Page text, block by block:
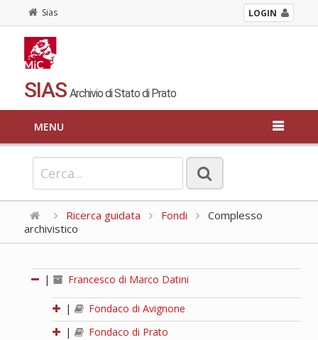
Sias LOGIN
SIAS Archivio di Stato di Prato
MENU
Ricerca guidata Fondi
Complesso
archivistico
| Francesco di Marco Datini
|
Fondaco di Avignone
|
Fondaco di Prato